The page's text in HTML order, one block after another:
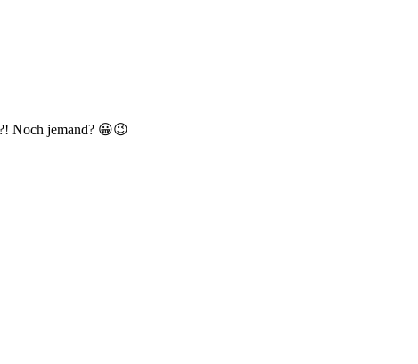
Noch jemand? 😀😉